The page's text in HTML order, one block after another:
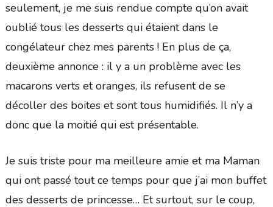
seulement, je me suis rendue compte qu’on avait
oublié tous les desserts qui étaient dans le
congélateur chez mes parents ! En plus de ça,
deuxième annonce : il y a un problème avec les
macarons verts et oranges, ils refusent de se
décoller des boites et sont tous humidifiés. Il n’y a
donc que la moitié qui est présentable.
Je suis triste pour ma meilleure amie et ma Maman
qui ont passé tout ce temps pour que j’ai mon buffet
des desserts de princesse… Et surtout, sur le coup,